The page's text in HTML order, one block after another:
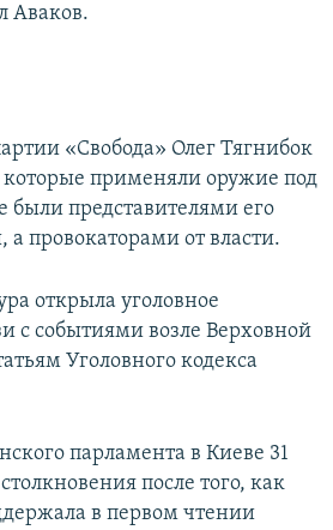
Аваков.
«Свобода» Олег Тягнибок
которые применяли оружие под
были представителями его
провокаторами от власти.
открыла уголовное
с событиями возле Верховной
Уголовного кодекса
парламента в Киеве 31
после того, как
в первом чтении